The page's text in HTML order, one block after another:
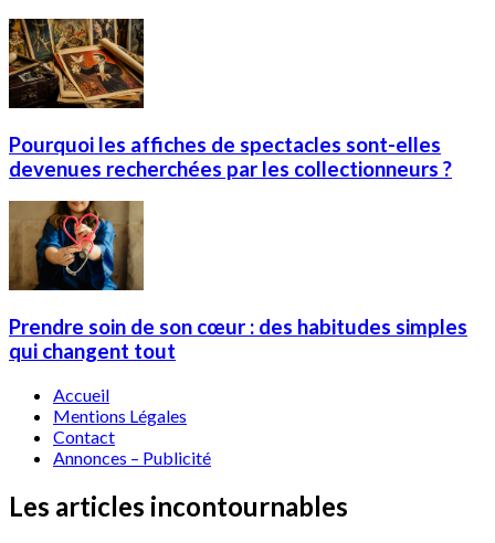
Pourquoi les affiches de spectacles sont-elles
devenues recherchées par les collectionneurs ?
Prendre soin de son cœur : des habitudes simples
qui changent tout
Accueil
Mentions Légales
Contact
Annonces – Publicité
Les articles incontournables